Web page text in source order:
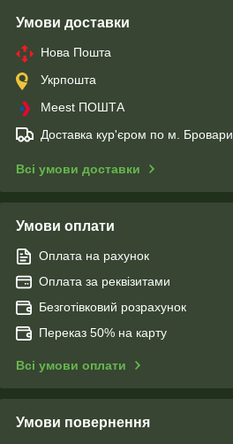
Умови доставки
Нова Пошта
Укрпошта
Meest ПОШТА
Доставка кур'єром по м. Бровари
Всі умови доставки
Умови оплати
Оплата на рахунок
Оплата за реквізитами
Безготівковий розрахунок
Переказ 50% на карту
Всі умови оплати
Умови повернення